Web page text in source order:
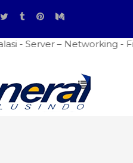
– Networking - Firewall